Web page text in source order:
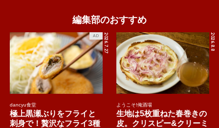
編集部のおすすめ
2026.7.27
AD
dancyu食堂
極上黒瀬ぶりをフライと
刺身で！贅沢なフライ3種
2026.8.8
ようこそ!俺酒場
生地は5枚重ねた春巻きの
皮。クリスピー&クリーミ